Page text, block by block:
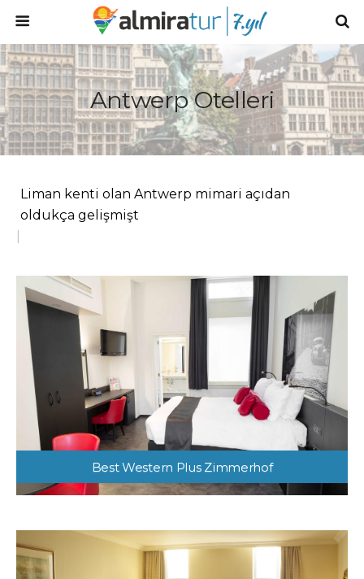
Antwerp Otelleri
Liman kenti olan Antwerp mimari açıdan
oldukça gelişmiştir. F
Best Western Plus Zimmerhof